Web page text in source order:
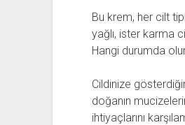
Bu krem, her cilt
yağlı, ister karma
Hangi durumda
Cildinize
doğanın
ihtiyaçlarını